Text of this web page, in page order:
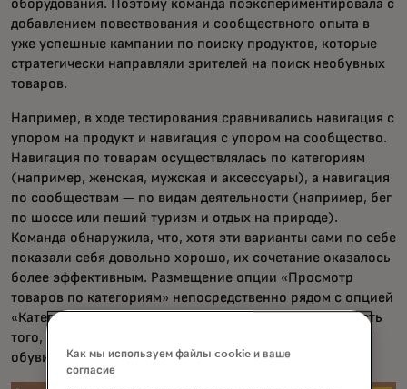
оборудования. Поэтому команда поэкспериментировала с
добавлением повествования и сообществного опыта в
уже успешные кампании по поиску продуктов, которые
стратегически направляли зрителей на поиск необувных
товаров.
Например, в ходе тестирования сравнивались навигация с
упором на продукт и навигация с упором на сообщество.
Навигация по товарам осуществлялась по категориям
(например, женская, мужская и аксессуары), а навигация
по сообществам — по видам деятельности (например, бег
по шоссе или пеший туризм и отдых на природе).
Команда обнаружила, что, хотя эти варианты сами по себе
показали себя довольно хорошо, их сочетание оказалось
более эффективным. Размещение опции «Просмотр
товаров по категориям» непосредственно рядом с опцией
«Категории» значительно повысило общую вероятность
того, что посетители найдут товары, не относящиеся к
обуви.
Как мы используем файлы cookie и ваше
согласие